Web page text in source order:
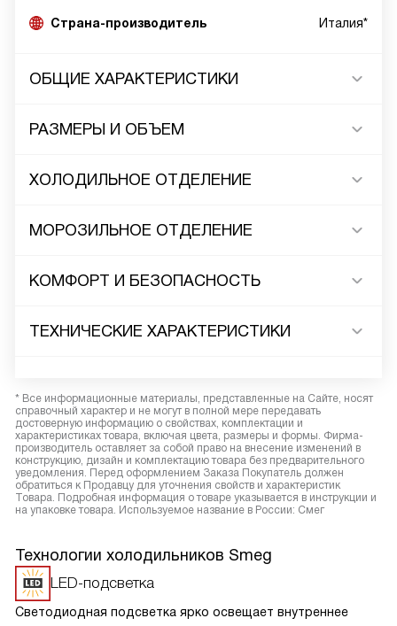
Страна-производитель Италия*
ОБЩИЕ ХАРАКТЕРИСТИКИ
РАЗМЕРЫ И ОБЪЕМ
ХОЛОДИЛЬНОЕ ОТДЕЛЕНИЕ
МОРОЗИЛЬНОЕ ОТДЕЛЕНИЕ
КОМФОРТ И БЕЗОПАСНОСТЬ
ТЕХНИЧЕСКИЕ ХАРАКТЕРИСТИКИ
* Все информационные материалы, представленные на Сайте, носят
справочный характер и не могут в полной мере передавать
достоверную информацию о свойствах, комплектации и
характеристиках товара, включая цвета, размеры и формы. Фирма-
производитель оставляет за собой право на внесение изменений в
конструкцию, дизайн и комплектацию товара без предварительного
уведомления. Перед оформлением Заказа Покупатель должен
обратиться к Продавцу для уточнения свойств и характеристик
Товара. Подробная информация о товаре указывается в инструкции и
на упаковке товара. Используемое название в России: Смег
Технологии холодильников Smeg
LED-подсветка
Светодиодная подсветка ярко освещает внутреннее